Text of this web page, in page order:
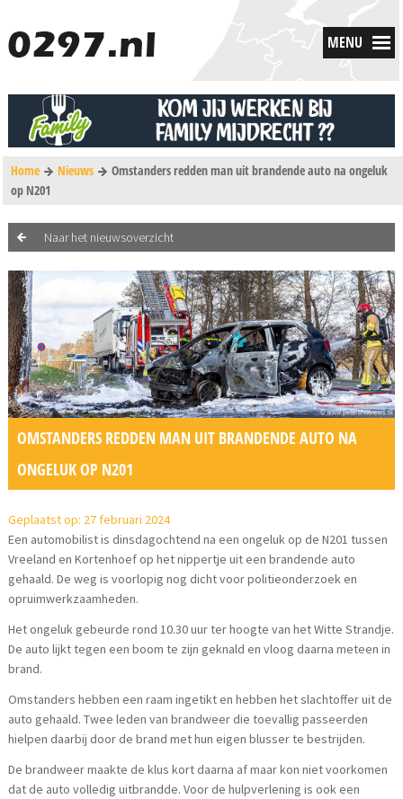
MENU
Home Nieuws
Omstanders redden man uit brandende auto na ongeluk
op N201
Naar het nieuwsoverzicht
OMSTANDERS REDDEN MAN UIT BRANDENDE AUTO NA
ONGELUK OP N201
Geplaatst op: 27 februari 2024
Een automobilist is dinsdagochtend na een ongeluk op de N201 tussen
Vreeland en Kortenhoef op het nippertje uit een brandende auto
gehaald. De weg is voorlopig nog dicht voor politieonderzoek en
opruimwerkzaamheden.
Het ongeluk gebeurde rond 10.30 uur ter hoogte van het Witte Strandje.
De auto lijkt tegen een boom te zijn geknald en vloog daarna meteen in
brand.
Omstanders hebben een raam ingetikt en hebben het slachtoffer uit de
auto gehaald. Twee leden van brandweer die toevallig passeerden
hielpen daarbij door de brand met hun eigen blusser te bestrijden.
De brandweer maakte de klus kort daarna af maar kon niet voorkomen
dat de auto volledig uitbrandde. Voor de hulpverlening is ook een